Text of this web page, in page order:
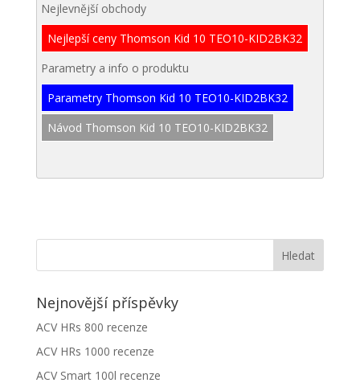
Nejlevnější obchody
Nejlepší ceny Thomson Kid 10 TEO10-KID2BK32
Parametry a info o produktu
Parametry Thomson Kid 10 TEO10-KID2BK32
Návod Thomson Kid 10 TEO10-KID2BK32
Nejnovější příspěvky
ACV HRs 800 recenze
ACV HRs 1000 recenze
ACV Smart 100l recenze